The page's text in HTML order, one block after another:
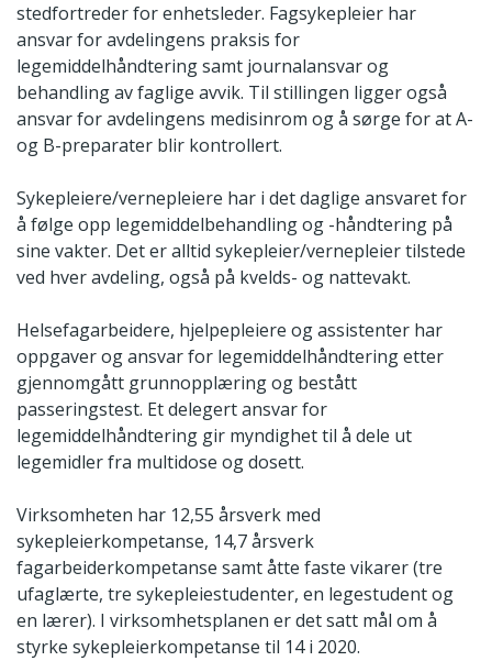
stedfortreder for enhetsleder. Fagsykepleier har
ansvar for avdelingens praksis for
legemiddelhåndtering samt journalansvar og
behandling av faglige avvik. Til stillingen ligger også
ansvar for avdelingens medisinrom og å sørge for at A-
og B-preparater blir kontrollert.
Sykepleiere/vernepleiere har i det daglige ansvaret for
å følge opp legemiddelbehandling og -håndtering på
sine vakter. Det er alltid sykepleier/vernepleier tilstede
ved hver avdeling, også på kvelds- og nattevakt.
Helsefagarbeidere, hjelpepleiere og assistenter har
oppgaver og ansvar for legemiddelhåndtering etter
gjennomgått grunnopplæring og bestått
passeringstest. Et delegert ansvar for
legemiddelhåndtering gir myndighet til å dele ut
legemidler fra multidose og dosett.
Virksomheten har 12,55 årsverk med
sykepleierkompetanse, 14,7 årsverk
fagarbeiderkompetanse samt åtte faste vikarer (tre
ufaglærte, tre sykepleiestudenter, en legestudent og
en lærer). I virksomhetsplanen er det satt mål om å
styrke sykepleierkompetanse til 14 i 2020.